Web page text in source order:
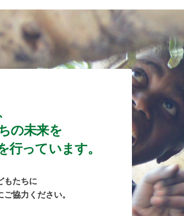
の未来を
行っています。
もたちに
協力ください。